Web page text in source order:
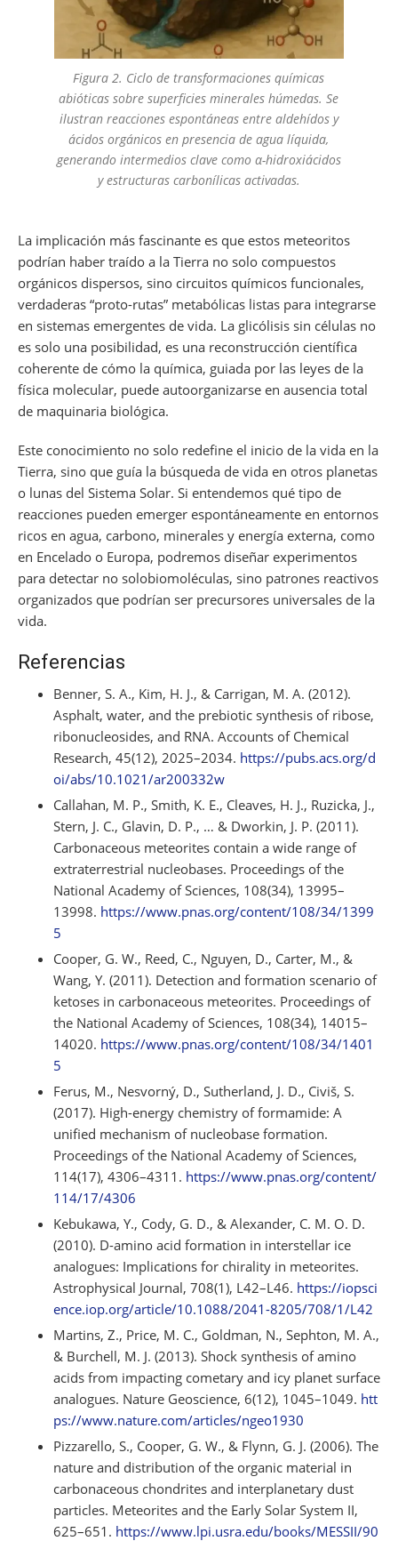
Figura 2. Ciclo de transformaciones químicas
abióticas sobre superficies minerales húmedas. Se
ilustran reacciones espontáneas entre aldehídos y
ácidos orgánicos en presencia de agua líquida,
generando intermedios clave como α-hidroxiácidos
y estructuras carbonílicas activadas.
La implicación más fascinante es que estos meteoritos
podrían haber traído a la Tierra no solo compuestos
orgánicos dispersos, sino circuitos químicos funcionales,
verdaderas “proto-rutas” metabólicas listas para integrarse
en sistemas emergentes de vida. La glicólisis sin células no
es solo una posibilidad, es una reconstrucción científica
coherente de cómo la química, guiada por las leyes de la
física molecular, puede autoorganizarse en ausencia total
de maquinaria biológica.
Este conocimiento no solo redefine el inicio de la vida en la
Tierra, sino que guía la búsqueda de vida en otros planetas
o lunas del Sistema Solar. Si entendemos qué tipo de
reacciones pueden emerger espontáneamente en entornos
ricos en agua, carbono, minerales y energía externa, como
en Encelado o Europa, podremos diseñar experimentos
para detectar no solobiomoléculas, sino patrones reactivos
organizados que podrían ser precursores universales de la
vida.
Referencias
Benner, S. A., Kim, H. J., & Carrigan, M. A. (2012).
Asphalt, water, and the prebiotic synthesis of ribose,
ribonucleosides, and RNA. Accounts of Chemical
Research, 45(12), 2025–2034. https://pubs.acs.org/d
oi/abs/10.1021/ar200332w
Callahan, M. P., Smith, K. E., Cleaves, H. J., Ruzicka, J.,
Stern, J. C., Glavin, D. P., … & Dworkin, J. P. (2011).
Carbonaceous meteorites contain a wide range of
extraterrestrial nucleobases. Proceedings of the
National Academy of Sciences, 108(34), 13995–
13998. https://www.pnas.org/content/108/34/1399
5
Cooper, G. W., Reed, C., Nguyen, D., Carter, M., &
Wang, Y. (2011). Detection and formation scenario of
ketoses in carbonaceous meteorites. Proceedings of
the National Academy of Sciences, 108(34), 14015–
14020. https://www.pnas.org/content/108/34/1401
5
Ferus, M., Nesvorný, D., Sutherland, J. D., Civiš, S.
(2017). High-energy chemistry of formamide: A
unified mechanism of nucleobase formation.
Proceedings of the National Academy of Sciences,
114(17), 4306–4311. https://www.pnas.org/content/
114/17/4306
Kebukawa, Y., Cody, G. D., & Alexander, C. M. O. D.
(2010). D-amino acid formation in interstellar ice
analogues: Implications for chirality in meteorites.
Astrophysical Journal, 708(1), L42–L46. https://iopsci
ence.iop.org/article/10.1088/2041-8205/708/1/L42
Martins, Z., Price, M. C., Goldman, N., Sephton, M. A.,
& Burchell, M. J. (2013). Shock synthesis of amino
acids from impacting cometary and icy planet surface
analogues. Nature Geoscience, 6(12), 1045–1049. htt
ps://www.nature.com/articles/ngeo1930
Pizzarello, S., Cooper, G. W., & Flynn, G. J. (2006). The
nature and distribution of the organic material in
carbonaceous chondrites and interplanetary dust
particles. Meteorites and the Early Solar System II,
625–651. https://www.lpi.usra.edu/books/MESSII/90